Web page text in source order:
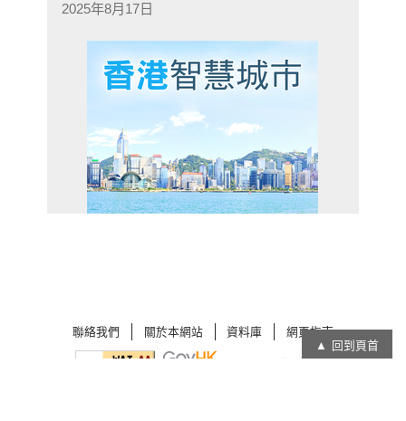
2025年8月17日
聯絡我們 關於本網站 資料庫 網頁指南
回到頁首